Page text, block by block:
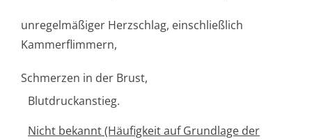
unregelmäßiger Herzschlag, einschließlich
Kammerflimmern,
Schmerzen in der Brust,
Blutdruckanstieg.
Nicht bekannt (Häufigkeit auf Grundlage der